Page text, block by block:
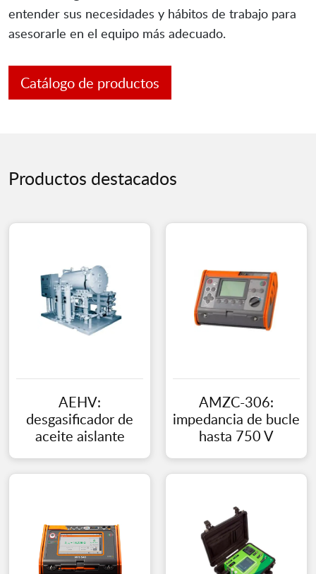
entender sus necesidades y hábitos de trabajo para
asesorarle en el equipo más adecuado.
Catálogo de productos
Productos destacados
AEHV:
desgasificador de
aceite aislante
AMZC-306:
impedancia de bucle
hasta 750 V